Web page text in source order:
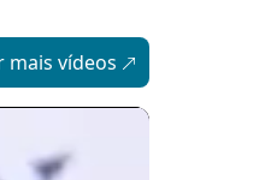
mais vídeos